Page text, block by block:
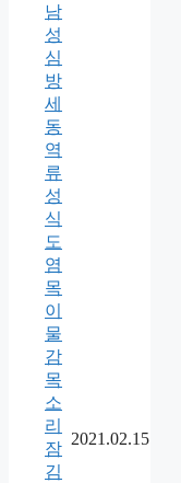
남
성
심
방
세
동
역
류
성
식
도
염
목
이
물
감
목
소
리
잠
김
2021.02.15